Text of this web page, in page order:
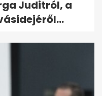
Juditról, a